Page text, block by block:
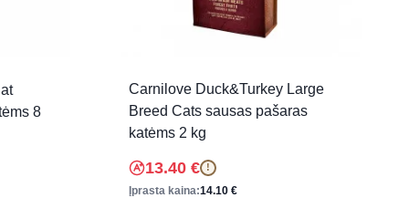
8
Carnilove Duck&Turkey Large
Breed Cats sausas pašaras
katėms 2 kg
13.40 € !
Įprasta kaina:14.10 €